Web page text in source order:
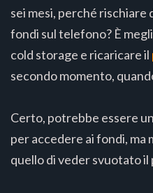
sei mesi, perché rischiare
fondi sul telefono? È
cold storage e ricaricare il
secondo momento,
Certo, potrebbe essere
per accedere ai fondi, ma
quello di veder svuotato